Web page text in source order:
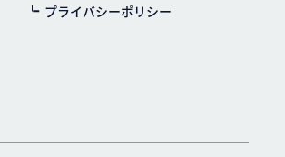
プライバシーポリシー